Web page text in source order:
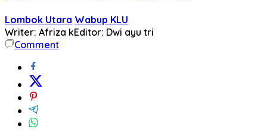
Lombok Utara Wabup KLU
Writer: Afriza kEditor: Dwi ayu tri
Comment